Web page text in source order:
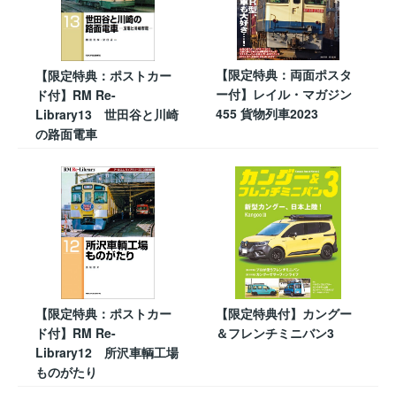
【限定特典：ポストカー
ド付】RM Re-
Library13 世田谷と川崎
の路面電車
【限定特典：両面ポスタ
ー付】レイル・マガジン
455 貨物列車2023
【限定特典：ポストカー
ド付】RM Re-
Library12 所沢車輌工場
ものがたり
【限定特典付】カングー
＆フレンチミニバン3